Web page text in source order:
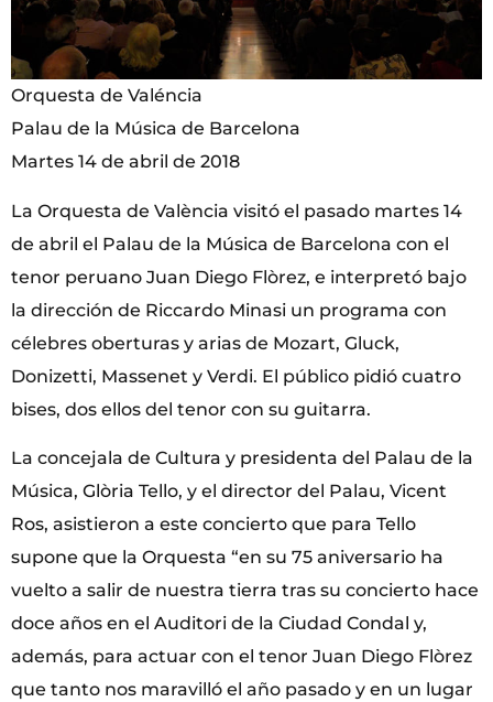
Orquesta de Valéncia
Palau de la Música de Barcelona
Martes 14 de abril de 2018
La Orquesta de València visitó el pasado martes 14
de abril el Palau de la Música de Barcelona con el
tenor peruano Juan Diego Flòrez, e interpretó bajo
la dirección de Riccardo Minasi un programa con
célebres oberturas y arias de Mozart, Gluck,
Donizetti, Massenet y Verdi. El público pidió cuatro
bises, dos ellos del tenor con su guitarra.
La concejala de Cultura y presidenta del Palau de la
Música, Glòria Tello, y el director del Palau, Vicent
Ros, asistieron a este concierto que para Tello
supone que la Orquesta “en su 75 aniversario ha
vuelto a salir de nuestra tierra tras su concierto hace
doce años en el Auditori de la Ciudad Condal y,
además, para actuar con el tenor Juan Diego Flòrez
que tanto nos maravilló el año pasado y en un lugar